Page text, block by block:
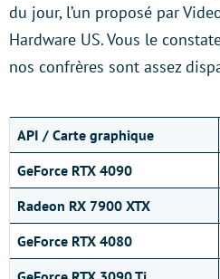
du jour, l’un proposé par
Hardware US. Vous le
nos confrères sont assez
API / Carte graphique
GeForce RTX 4090
Radeon RX 7900 XTX
GeForce RTX 4080